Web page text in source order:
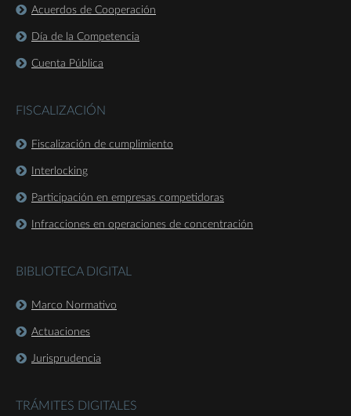
Acuerdos de Cooperación
Día de la Competencia
Cuenta Pública
FISCALIZACIÓN
Fiscalización de cumplimiento
Interlocking
Participación en empresas competidoras
Infracciones en operaciones de concentración
BIBLIOTECA DIGITAL
Marco Normativo
Actuaciones
Jurisprudencia
TRÁMITES DIGITALES